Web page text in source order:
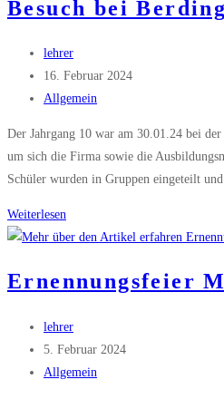
in
Steinzeit
Besuch bei
Beitrags-
Autor:
lehrer
Beitrag
veröffentlicht:
16. Februar 2024
Beitrags-
Allgemein
Der Jahrgang 10 war am 30.01.24 bei
um sich die Firma sowie die
Schüler wurden in Gruppen eingeteilt
Weiterlesen
bei
Beton
Ernennungsfeier
Beitrags-
Autor:
lehrer
Beitrag
veröffentlicht:
5. Februar 2024
Beitrags-
Allgemein